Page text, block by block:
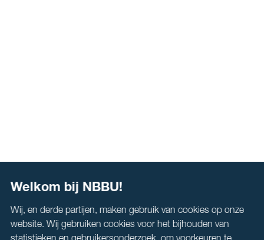
Welkom bij NBBU!
Wij, en derde partijen, maken gebruik van cookies op onze
website. Wij gebruiken cookies voor het bijhouden van
statistieken en gebruikersonderzoek, om voorkeuren te